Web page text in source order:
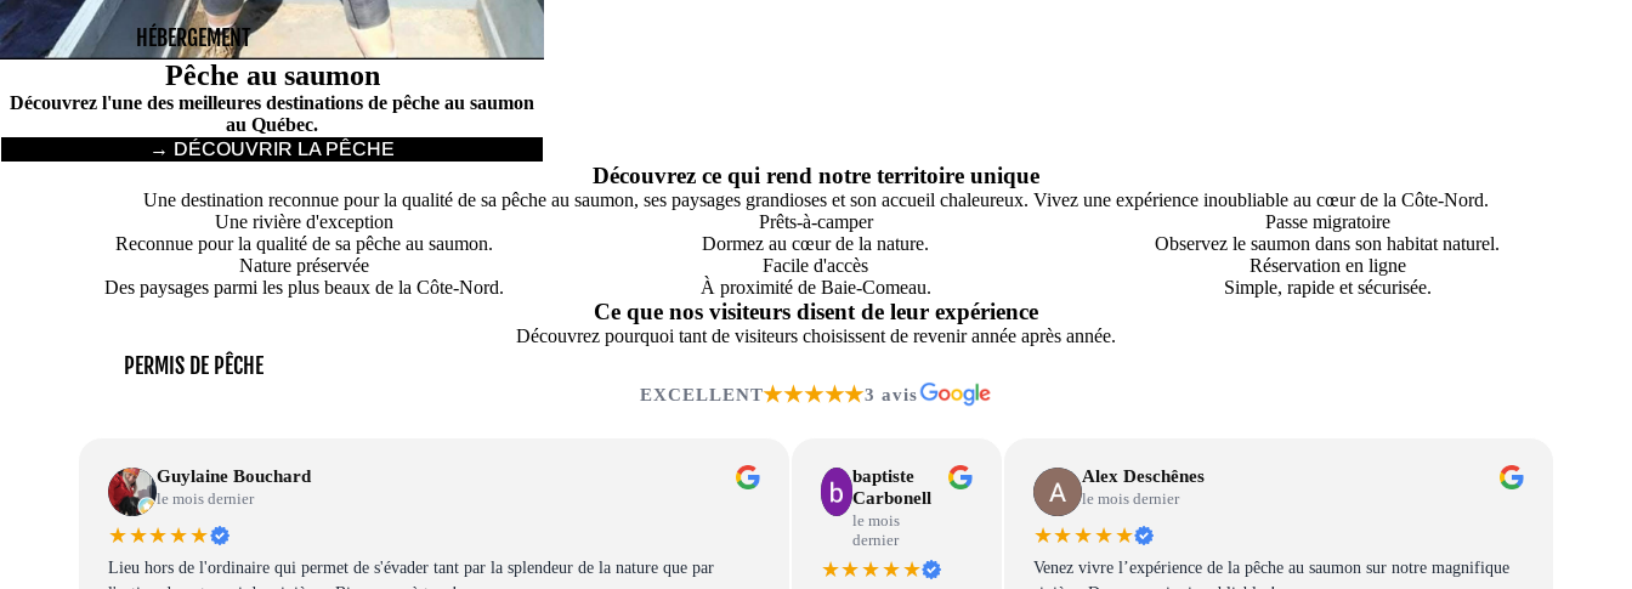
HÉBERGEMENT
PERMIS DE PÊCHE
Pêche au saumon
Découvrez l'une des meilleures destinations de pêche au saumon
au Québec.
→ DÉCOUVRIR LA PÊCHE
Découvrez ce qui rend notre territoire unique
Une destination reconnue pour la qualité de sa pêche au saumon, ses paysages grandioses et son accueil chaleureux. Vivez une expérience inoubliable au cœur de la Côte-Nord.
Une rivière d'exception
Reconnue pour la qualité de sa pêche au saumon.
Prêts-à-camper
Dormez au cœur de la nature.
Passe migratoire
Observez le saumon dans son habitat naturel.
Nature préservée
Des paysages parmi les plus beaux de la Côte-Nord.
Facile d'accès
À proximité de Baie-Comeau.
Réservation en ligne
Simple, rapide et sécurisée.
Ce que nos visiteurs disent de leur expérience
Découvrez pourquoi tant de visiteurs choisissent de revenir année après année.
EXCELLENT★★★★★3 avis
Guylaine Bouchard
le mois dernier
★★★★★
Lieu hors de l'ordinaire qui permet de s'évader tant par la splendeur de la nature que par
baptiste
Carbonell
le mois
dernier
★★★★★
Alex Deschênes
le mois dernier
★★★★★
Venez vivre l’expérience de la pêche au saumon sur notre magnifique